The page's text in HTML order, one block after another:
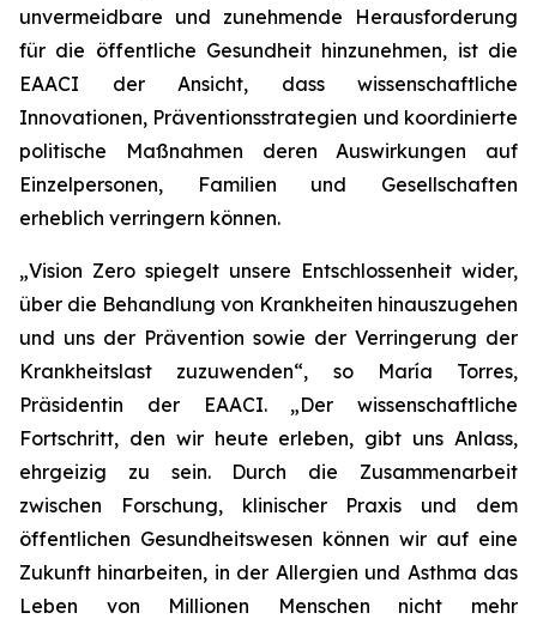
unvermeidbare und zunehmende Herausforderung
für die öffentliche Gesundheit hinzunehmen, ist die
EAACI der Ansicht, dass wissenschaftliche
Innovationen, Präventionsstrategien und koordinierte
politische Maßnahmen deren Auswirkungen auf
Einzelpersonen, Familien und Gesellschaften
erheblich verringern können.
„Vision Zero spiegelt unsere Entschlossenheit wider,
über die Behandlung von Krankheiten hinauszugehen
und uns der Prävention sowie der Verringerung der
Krankheitslast zuzuwenden“, so María Torres,
Präsidentin der EAACI. „Der wissenschaftliche
Fortschritt, den wir heute erleben, gibt uns Anlass,
ehrgeizig zu sein. Durch die Zusammenarbeit
zwischen Forschung, klinischer Praxis und dem
öffentlichen Gesundheitswesen können wir auf eine
Zukunft hinarbeiten, in der Allergien und Asthma das
Leben von Millionen Menschen nicht mehr